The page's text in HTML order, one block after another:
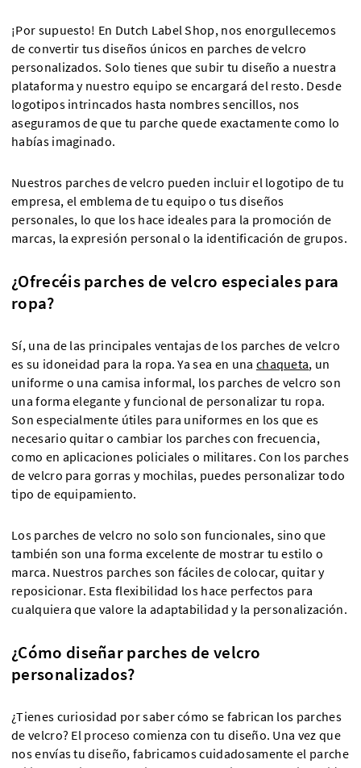
¡Por supuesto! En Dutch Label Shop, nos enorgullecemos
de convertir tus diseños únicos en parches de velcro
personalizados. Solo tienes que subir tu diseño a nuestra
plataforma y nuestro equipo se encargará del resto. Desde
logotipos intrincados hasta nombres sencillos, nos
aseguramos de que tu parche quede exactamente como lo
habías imaginado.
Nuestros parches de velcro pueden incluir el logotipo de tu
empresa, el emblema de tu equipo o tus diseños
personales, lo que los hace ideales para la promoción de
marcas, la expresión personal o la identificación de grupos.
¿Ofrecéis parches de velcro especiales para
ropa?
Sí, una de las principales ventajas de los parches de velcro
es su idoneidad para la ropa. Ya sea en una chaqueta, un
uniforme o una camisa informal, los parches de velcro son
una forma elegante y funcional de personalizar tu ropa.
Son especialmente útiles para uniformes en los que es
necesario quitar o cambiar los parches con frecuencia,
como en aplicaciones policiales o militares. Con los parches
de velcro para gorras y mochilas, puedes personalizar todo
tipo de equipamiento.
Los parches de velcro no solo son funcionales, sino que
también son una forma excelente de mostrar tu estilo o
marca. Nuestros parches son fáciles de colocar, quitar y
reposicionar. Esta flexibilidad los hace perfectos para
cualquiera que valore la adaptabilidad y la personalización.
¿Cómo diseñar parches de velcro
personalizados?
¿Tienes curiosidad por saber cómo se fabrican los parches
de velcro? El proceso comienza con tu diseño. Una vez que
nos envías tu diseño, fabricamos cuidadosamente el parche